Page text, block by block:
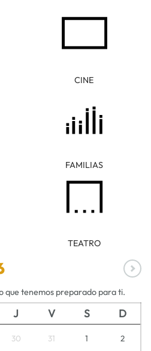
CINE
FAMILIAS
TEATRO
que tenemos preparado para ti.
J V S D
30 31 1 2